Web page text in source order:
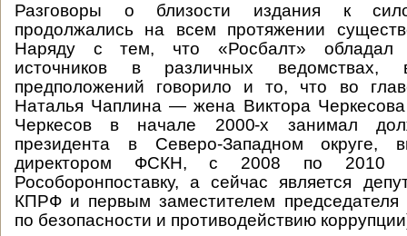
Разговоры о близости издания к
продолжались на всем протяжении
Наряду с тем, что «Росбалт» обладал
источников в различных ведомствах,
предположений говорило и то, что во
Наталья Чаплина — жена Виктора
Черкесов в начале 2000-х занимал
президента в Северо-Западном округе,
директором ФСКН, с 2008 по 2010
Рособоронпоставку, а сейчас является
КПРФ и первым заместителем председателя
по безопасности и противодействию